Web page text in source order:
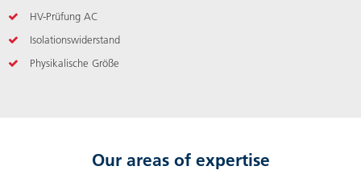
HV-Prüfung AC
Isolationswiderstand
Physikalische Größe
Our areas of expertise